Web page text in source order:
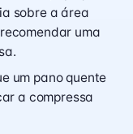
sobre a área
uma
um pano quente
a compressa